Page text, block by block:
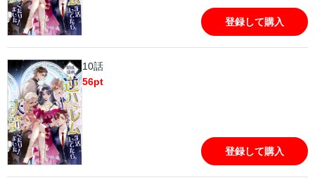
登録して購入
10話
56pt
登録して購入